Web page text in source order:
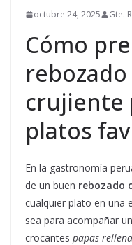
octubre 24, 2025 Gte.
Cómo
crujiente
platos
En la gastronomía
de un buen rebozado
cualquier plato en una
sea para acompañar
crocantes papas